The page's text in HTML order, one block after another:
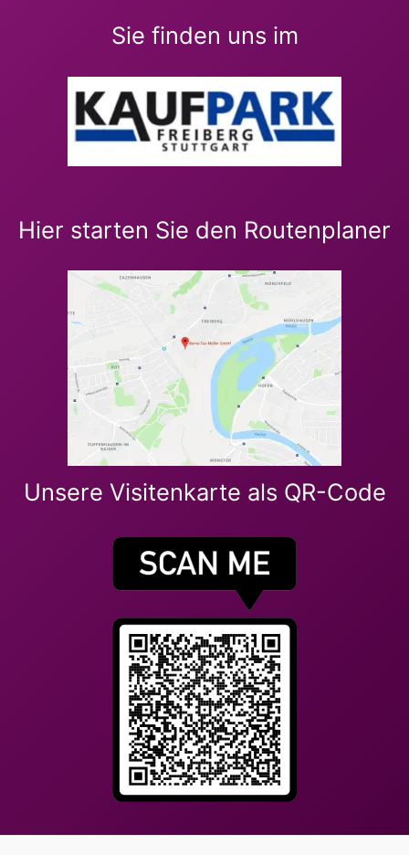
Sie finden uns im
Hier starten Sie den Routenplaner
Unsere Visitenkarte als QR-Code